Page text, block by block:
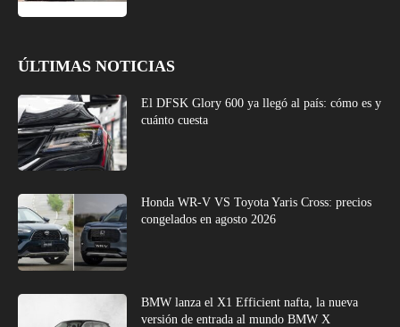
ÚLTIMAS NOTICIAS
El DFSK Glory 600 ya llegó al país: cómo es y
cuánto cuesta
Honda WR-V VS Toyota Yaris Cross: precios
congelados en agosto 2026
BMW lanza el X1 Efficient nafta, la nueva
versión de entrada al mundo BMW X